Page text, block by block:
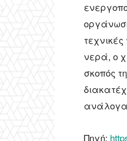
νερά, ο
σκοπός
ανάλογα
Πηγή: